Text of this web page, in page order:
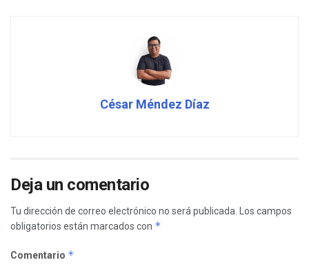
César Méndez Díaz
Deja un comentario
Tu dirección de correo electrónico no será publicada.
Los campos
obligatorios están marcados con *
Comentario *